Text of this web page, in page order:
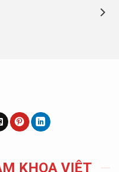
KHOA VIỆT